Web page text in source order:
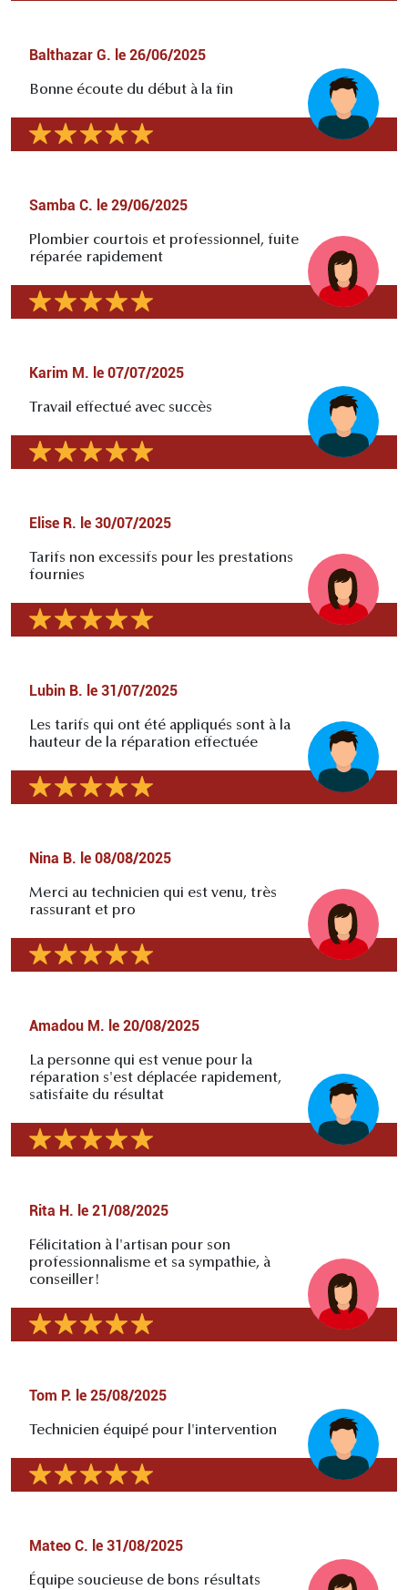
Balthazar G. le 26/06/2025
Bonne écoute du début à la fin
Samba C. le 29/06/2025
Plombier courtois et professionnel, fuite
réparée rapidement
Karim M. le 07/07/2025
Travail effectué avec succès
Elise R. le 30/07/2025
Tarifs non excessifs pour les prestations
fournies
Lubin B. le 31/07/2025
Les tarifs qui ont été appliqués sont à la
hauteur de la réparation effectuée
Nina B. le 08/08/2025
Merci au technicien qui est venu, très
rassurant et pro
Amadou M. le 20/08/2025
La personne qui est venue pour la
réparation s'est déplacée rapidement,
satisfaite du résultat
Rita H. le 21/08/2025
Félicitation à l'artisan pour son
professionnalisme et sa sympathie, à
conseiller!
Tom P. le 25/08/2025
Technicien équipé pour l'intervention
Mateo C. le 31/08/2025
Équipe soucieuse de bons résultats